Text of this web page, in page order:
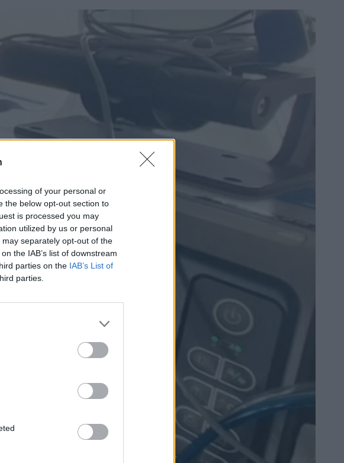
of your personal or
the below opt-out section to
is processed you may
utilized by us or personal
separately opt-out of the
the IAB’s list of downstream
parties on the IAB’s List of
parties.